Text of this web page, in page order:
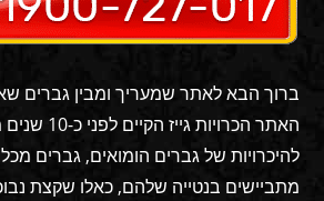
ברוך הבא לאתר שמעריך ומבין גברים
האתר
להיכרויות של גברים הומואים, גברים
מתביישים בנטייה שלהם, כאלו שקצת